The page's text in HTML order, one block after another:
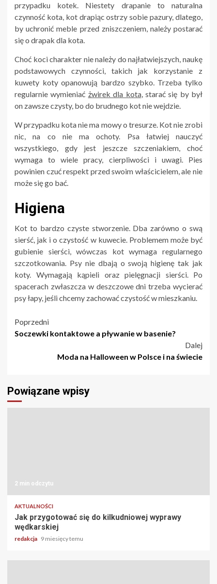
przypadku kotek. Niestety drapanie to naturalna
czynność kota, kot drapiąc ostrzy sobie pazury, dlatego,
by uchronić meble przed zniszczeniem, należy postarać
się o drapak dla kota.
Choć koci charakter nie należy do najłatwiejszych, naukę
podstawowych czynności, takich jak korzystanie z
kuwety koty opanowują bardzo szybko. Trzeba tylko
regularnie wymieniać żwirek dla kota, starać się by był
on zawsze czysty, bo do brudnego kot nie wejdzie.
W przypadku kota nie ma mowy o tresurze. Kot nie zrobi
nic, na co nie ma ochoty. Psa łatwiej nauczyć
wszystkiego, gdy jest jeszcze szczeniakiem, choć
wymaga to wiele pracy, cierpliwości i uwagi. Pies
powinien czuć respekt przed swoim właścicielem, ale nie
może się go bać.
Higiena
Kot to bardzo czyste stworzenie. Dba zarówno o swą
sierść, jak i o czystość w kuwecie. Problemem może być
gubienie sierści, wówczas kot wymaga regularnego
szczotkowania. Psy nie dbają o swoją higienę tak jak
koty. Wymagają kąpieli oraz pielęgnacji sierści. Po
spacerach zwłaszcza w deszczowe dni trzeba wycierać
psy łapy, jeśli chcemy zachować czystość w mieszkaniu.
Nawigacja
Poprzedni
Soczewki kontaktowe a pływanie w basenie?
Dalej
Moda na Halloween w Polsce i na świecie
Powiązane wpisy
2 min odczytu
AKTUALNOŚCI
Jak przygotować się do kilkudniowej wyprawy
wędkarskiej
redakcja 9 miesięcy temu